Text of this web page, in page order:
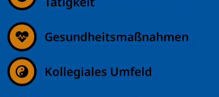
Gesundheitsmaßnahmen
Kollegiales Umfeld